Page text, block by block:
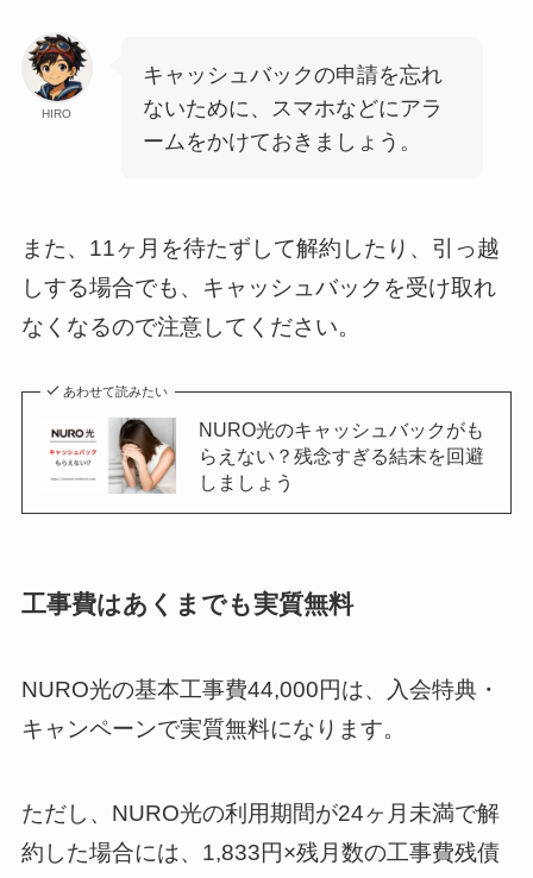
HIRO
キャッシュバックの申請を忘れ
ないために、スマホなどにアラ
ームをかけておきましょう。
また、11ヶ月を待たずして解約したり、引っ越
しする場合でも、キャッシュバックを受け取れ
なくなるので注意してください。
あわせて読みたい
NURO光のキャッシュバックがも
らえない？残念すぎる結末を回避
しましょう
工事費はあくまでも実質無料
NURO光の基本工事費44,000円は、入会特典・
キャンペーンで実質無料になります。
ただし、NURO光の利用期間が24ヶ月未満で解
約した場合には、1,833円×残月数の工事費残債